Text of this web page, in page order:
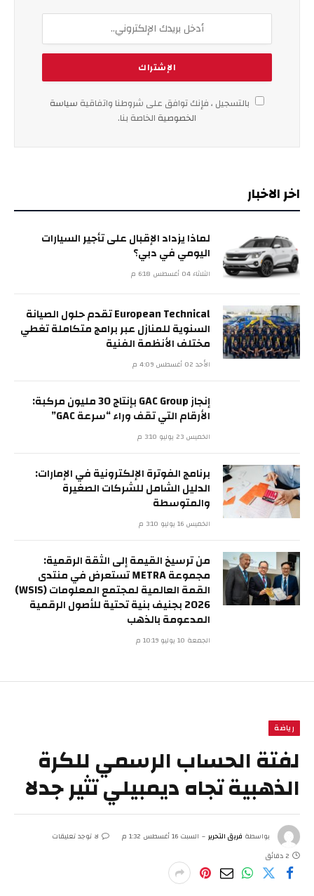
بالتسجيل ، فإنك توافق على شروطنا واتفاقية سياسة
الخصوصية الخاصة بنا.
اخر الاخبار
لماذا يزداد الإقبال على تأجير السيارات
اليومي في دبي؟
الثلاثاء 04 أغسطس 6:18 م
European Technical تقدم حلول الصيانة
السنوية للمنازل عبر برامج متكاملة تغطي
مختلف الأنظمة الفنية
الأحد 02 أغسطس 4:09 م
إنجاز GAC Group بإنتاج 30 مليون مركبة:
الأرقام التي تقف وراء “سرعة GAC”
الخميس 23 يوليو 3:10 م
برنامج الفوترة الإلكترونية في الإمارات:
الدليل الشامل للشركات الصغيرة
والمتوسطة
الخميس 16 يوليو 3:10 م
من ترسيخ القيمة إلى الثقة الرقمية:
مجموعة METRA تستعرض في منتدى
القمة العالمية لمجتمع المعلومات (WSIS)
2026 بجنيف بنية تحتية للأصول الرقمية
المدعومة بالذهب
الجمعة 10 يوليو 10:19 م
رياضة
لفتة الحساب الرسمي للكرة
الذهبية تجاه ديمبيلي تثير جدلا
بواسطة فريق التحرير السبت 16 أغسطس 1:32 م
لا توجد تعليقات
2 دقائق